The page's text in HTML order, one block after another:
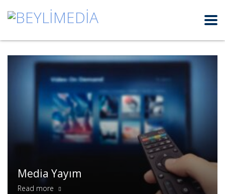
Media Yayım
Read more